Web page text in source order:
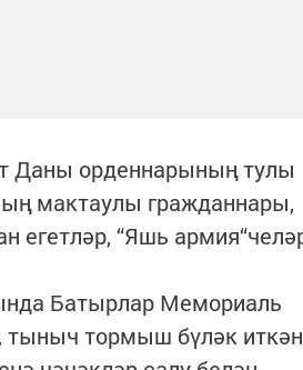
Даны орденнарының тулы
мактаулы гражданнары,
егетләр, “Яшь
Батырлар Мемориаль
тыныч тормыш бүләк иткән